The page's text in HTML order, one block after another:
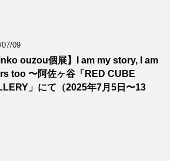
07/09
ouzou個展】I am my story, I am
too 〜阿佐ヶ谷「RED CUBE
」にて（2025年7月5日〜13